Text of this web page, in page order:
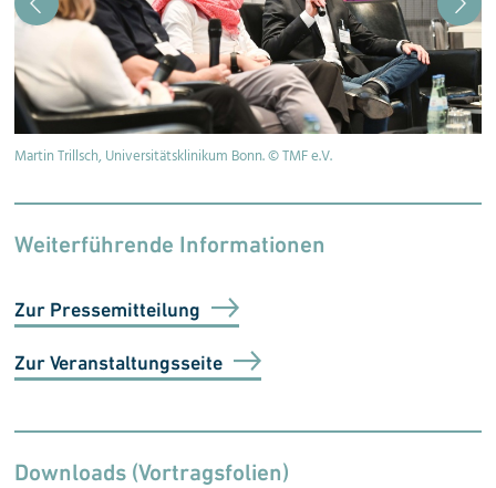
Martin Trillsch, Universitätsklinikum Bonn. © TMF e.V.
Weiterführende Informationen
Zur Pressemitteilung
Zur Veranstaltungsseite
Downloads (Vortragsfolien)